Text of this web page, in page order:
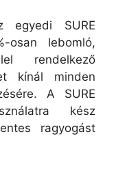
egyedi SURE
osan lebomló,
rendelkező
kínál minden
A SURE
kész
ragyogást